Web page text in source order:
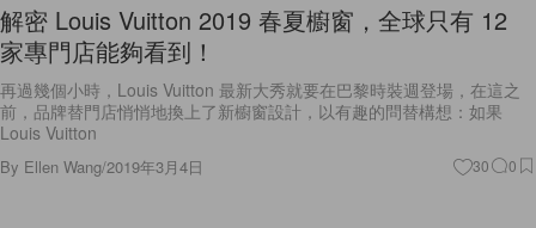
解密 Louis Vuitton 2019 春夏櫥窗，全球只有 12
家專門店能夠看到！
再過幾個小時，Louis Vuitton 最新大秀就要在巴黎時裝週登場，在這之
前，品牌替門店悄悄地換上了新櫥窗設計，以有趣的問替構想：如果
Louis Vuitton
By Ellen Wang/2019年3月4日 30 0